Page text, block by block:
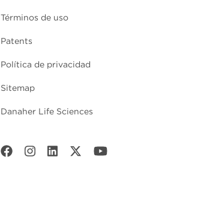
Términos de uso
Patents
Política de privacidad
Sitemap
Danaher Life Sciences